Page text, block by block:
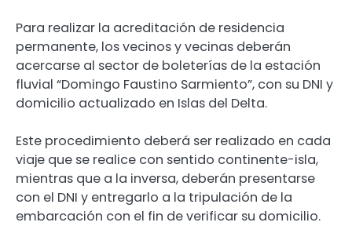
Para realizar la acreditación de residencia
permanente, los vecinos y vecinas deberán
acercarse al sector de boleterías de la estación
fluvial “Domingo Faustino Sarmiento”, con su DNI y
domicilio actualizado en Islas del Delta.
Este procedimiento deberá ser realizado en cada
viaje que se realice con sentido continente-isla,
mientras que a la inversa, deberán presentarse
con el DNI y entregarlo a la tripulación de la
embarcación con el fin de verificar su domicilio.